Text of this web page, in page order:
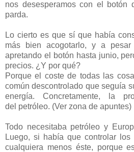
nos desesperamos con el botón
parda.
Lo cierto es que sí que había
más bien acogotarlo, y a
apretando el botón hasta junio,
precios. ¿Y por qué?
Porque el coste de todas las
común descontrolado que seguía
energía. Concretamente, la
del petróleo. (Ver zona de apuntes)
Todo necesitaba petróleo y
Luego, si había que controlar
cualquiera menos éste, porque